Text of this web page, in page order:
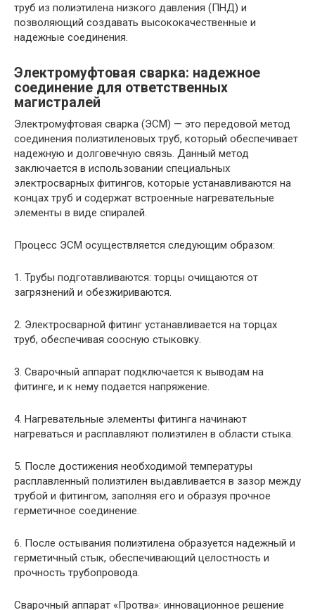
труб из полиэтилена низкого давления (ПНД) и
позволяющий создавать высококачественные и
надежные соединения.
Электромуфтовая сварка: надежное
соединение для ответственных
магистралей
Электромуфтовая сварка (ЭСМ) — это передовой метод
соединения полиэтиленовых труб, который обеспечивает
надежную и долговечную связь. Данный метод
заключается в использовании специальных
электросварных фитингов, которые устанавливаются на
концах труб и содержат встроенные нагревательные
элементы в виде спиралей.
Процесс ЭСМ осуществляется следующим образом:
1. Трубы подготавливаются: торцы очищаются от
загрязнений и обезжириваются.
2. Электросварной фитинг устанавливается на торцах
труб, обеспечивая соосную стыковку.
3. Сварочный аппарат подключается к выводам на
фитинге, и к нему подается напряжение.
4. Нагревательные элементы фитинга начинают
нагреваться и расплавляют полиэтилен в области стыка.
5. После достижения необходимой температуры
расплавленный полиэтилен выдавливается в зазор между
трубой и фитингом, заполняя его и образуя прочное
герметичное соединение.
6. После остывания полиэтилена образуется надежный и
герметичный стык, обеспечивающий целостность и
прочность трубопровода.
Сварочный аппарат «Протва»: инновационное решение